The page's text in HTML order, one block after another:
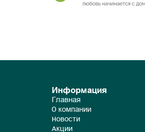
Информация
Главная
О компании
Новости
Акции